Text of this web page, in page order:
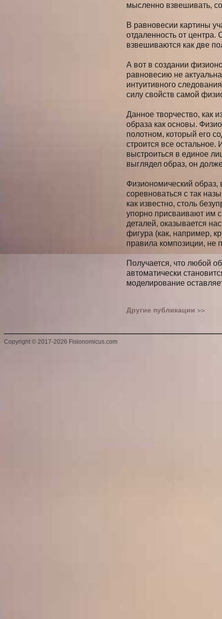
мысленно взвешивать,
В равновесии картины
отдаленность от
взвешиваются как две
А вот в создании
равновесию не
интуитивного
силу свойств самой
Данное творчество, как
образа как основы.
полотном, который его
строится все остальное.
выстроиться в единое
выглядел образ, он
Физиономический образ,
соревноваться с так
как известно, столь
упорно присваивают им
деталей, оказывается
фигура (как, например,
правила композиции, не
Получается, что любой
автоматически
моделирование
Другие публикации
Copyright © 2017-2026 Fisionomicus.com